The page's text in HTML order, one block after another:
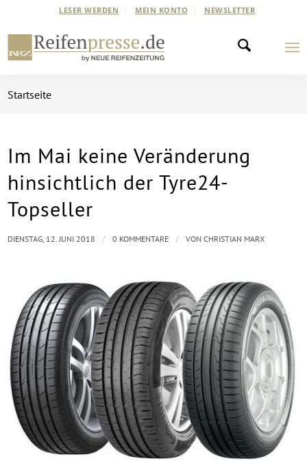
LESER WERDEN MEIN KONTO NEWSLETTER
Startseite
Im Mai keine Veränderung
hinsichtlich der Tyre24-
Topseller
DIENSTAG, 12. JUNI 2018 / 0 KOMMENTARE / VONCHRISTIAN MARX